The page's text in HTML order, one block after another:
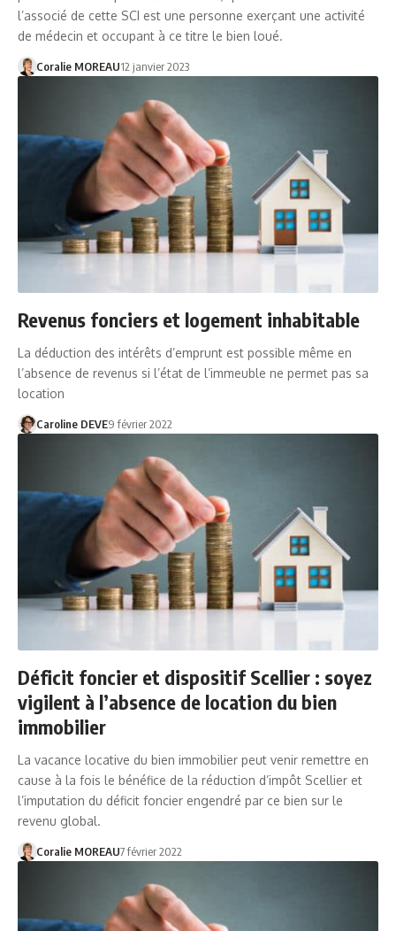
l’associé de cette SCI est une personne exerçant une activité
de médecin et occupant à ce titre le bien loué.
Coralie MOREAU12 janvier 2023
Revenus fonciers et logement inhabitable
La déduction des intérêts d’emprunt est possible même en
l’absence de revenus si l’état de l’immeuble ne permet pas sa
location
Caroline DEVE9 février 2022
Déficit foncier et dispositif Scellier : soyez
vigilent à l’absence de location du bien
immobilier
La vacance locative du bien immobilier peut venir remettre en
cause à la fois le bénéfice de la réduction d’impôt Scellier et
l’imputation du déficit foncier engendré par ce bien sur le
revenu global.
Coralie MOREAU7 février 2022